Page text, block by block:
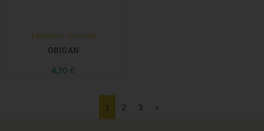
Excellence, Gourmet
ORIGAN
4,20 €
1 2 3 >